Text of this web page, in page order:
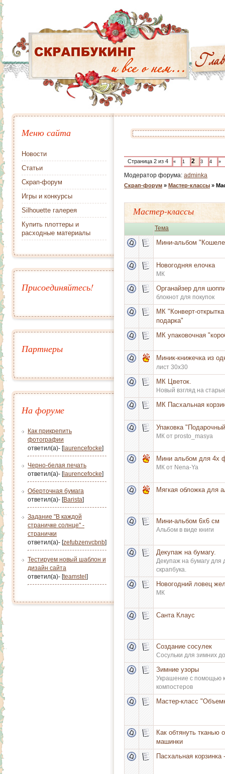
Меню сайта
Новости
Статьи
Скрап-форум
Игры и конкурсы
Silhouette галерея
Купить плоттеры и
расходные материалы
Присоединяйтесь!
Партнеры
На форуме
Как прикрепить
фотографии
ответил(а)- [laurencefocke]
Черно-белая печать
ответил(а)- [laurencefocke]
Оберточная бумага
ответил(а)- [Barista]
Задание "В каждой
страничке солнце" -
странички
ответил(а)- [zefubzenvcbnb]
Тестируем новый шаблон и
дизайн сайта
ответил(а)- [teamstel ]
Страница 2 из 4 « 1 2 3 4 »
Модератор форума: adminka
Скрап-форум » Мастер-классы »
Мастер-классы
Тема
Мини-альбом
Новогодняя елочка
МК
Органайзер для
блокнот для покупок
МК "Конверт-
подарка"
МК упаковочная
Миник-книжечка из
лист 30х30
МК Цветок.
Новый взгляд на
МК Пасхальная
Упаковка
МК от prosto_masya
Мини альбом для 4х
МК от Nena-Ya
Мягкая обложка для
Мини-альбом 6х6 см
Альбом в виде книги
Декупаж на бумагу.
Декупаж на бумагу для
скрапбука.
Новогодний ловец
МК
Санта Клаус
Создание сосулек
Сосульки для зимних
Зимние узоры
Украшение с помощью
компостеров
Мастер-класс
Как обтянуть тканью
машинки
Пасхальная корзинка